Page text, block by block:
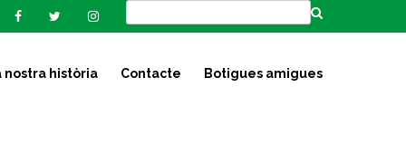
nostra història Contacte Botigues amigues